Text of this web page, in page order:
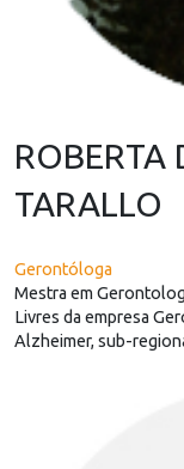
ROBERTA
TARALLO
Gerontóloga
Mestra em
Livres da empresa
Alzheimer, sub-